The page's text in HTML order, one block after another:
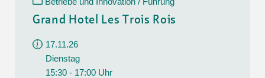
Grand Hotel Les Trois Rois
17.11.26
Dienstag
15:30 - 17:00 Uhr